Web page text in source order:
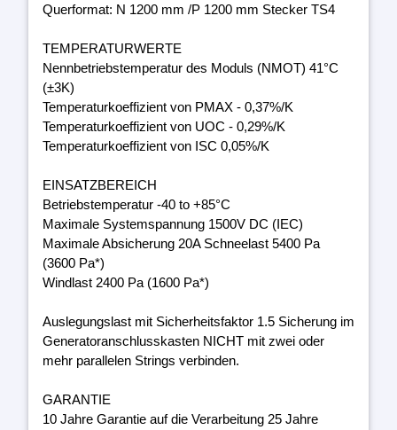
Querformat: N 1200 mm /P 1200 mm Stecker TS4
TEMPERATURWERTE
Nennbetriebstemperatur des Moduls (NMOT) 41°C
(±3K)
Temperaturkoeffizient von PMAX - 0,37%/K
Temperaturkoeffizient von UOC - 0,29%/K
Temperaturkoeffizient von ISC 0,05%/K
EINSATZBEREICH
Betriebstemperatur -40 to +85°C
Maximale Systemspannung 1500V DC (IEC)
Maximale Absicherung 20A Schneelast 5400 Pa
(3600 Pa*)
Windlast 2400 Pa (1600 Pa*)
Auslegungslast mit Sicherheitsfaktor 1.5 Sicherung im
Generatoranschlusskasten NICHT mit zwei oder
mehr parallelen Strings verbinden.
GARANTIE
10 Jahre Garantie auf die Verarbeitung 25 Jahre